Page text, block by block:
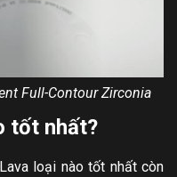
Full-Contour Zirconia
tốt nhất?
loại nào tốt nhất còn